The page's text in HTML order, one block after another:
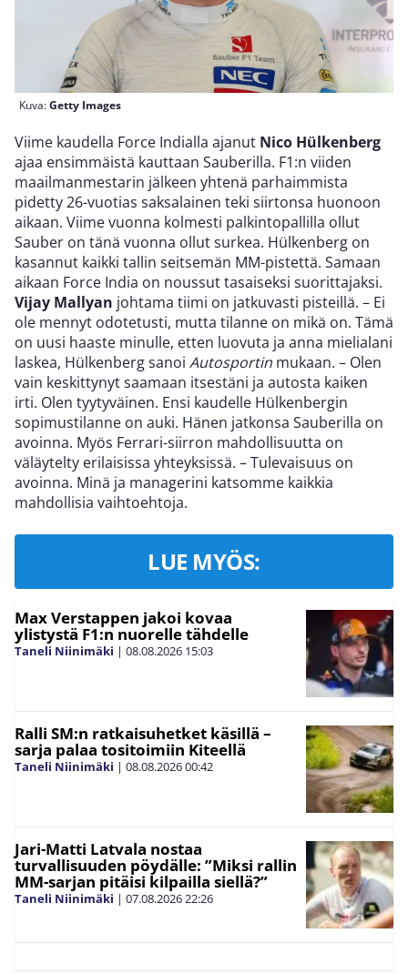
Kuva:Getty Images
Viime kaudella Force Indialla ajanut Nico Hülkenberg
ajaa ensimmäistä kauttaan Sauberilla. F1:n viiden
maailmanmestarin jälkeen yhtenä parhaimmista
pidetty 26-vuotias saksalainen teki siirtonsa huonoon
aikaan. Viime vuonna kolmesti palkintopallilla ollut
Sauber on tänä vuonna ollut surkea. Hülkenberg on
kasannut kaikki tallin seitsemän MM-pistettä. Samaan
aikaan Force India on noussut tasaiseksi suorittajaksi.
Vijay Mallyan johtama tiimi on jatkuvasti pisteillä. – Ei
ole mennyt odotetusti, mutta tilanne on mikä on. Tämä
on uusi haaste minulle, etten luovuta ja anna mielialani
laskea, Hülkenberg sanoi Autosportin mukaan. – Olen
vain keskittynyt saamaan itsestäni ja autosta kaiken
irti. Olen tyytyväinen. Ensi kaudelle Hülkenbergin
sopimustilanne on auki. Hänen jatkonsa Sauberilla on
avoinna. Myös Ferrari-siirron mahdollisuutta on
väläytelty erilaisissa yhteyksissä. – Tulevaisuus on
avoinna. Minä ja managerini katsomme kaikkia
mahdollisia vaihtoehtoja.
LUE MYÖS:
Max Verstappen jakoi kovaa
ylistystä F1:n nuorelle tähdelle
Taneli Niinimäki | 08.08.2026 15:03
Ralli SM:n ratkaisuhetket käsillä –
sarja palaa tositoimiin Kiteellä
Taneli Niinimäki | 08.08.202600:42
Jari-Matti Latvala nostaa
turvallisuuden pöydälle: ”Miksi rallin
MM-sarjan pitäisi kilpailla siellä?”
Taneli Niinimäki | 07.08.202622:26